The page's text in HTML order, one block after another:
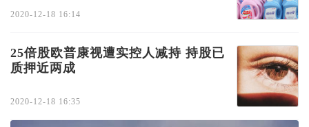
2020-12-18 16:14
25倍股欧普康视遭实控人减持 持股已
质押近两成
2020-12-18 16:35